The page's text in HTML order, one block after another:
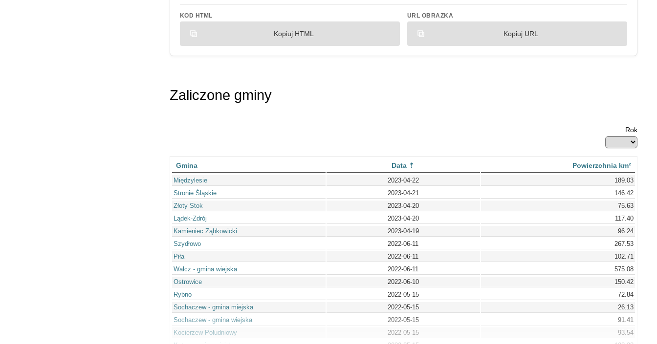
KOD HTML
Kopiuj HTML
URL OBRAZKA
Kopiuj URL
Zaliczone gminy
Rok
Gmina Data Powierzchnia km²
Międzylesie 2023-04-22
189.03
Stronie Śląskie
2023-04-21
146.42
Złoty Stok
2023-04-20
75.63
Lądek-Zdrój
2023-04-20
117.40
Kamieniec Ząbkowicki
2023-04-19
96.24
Szydłowo
2022-06-11
267.53
Piła
2022-06-11
102.71
Wałcz - gmina wiejska
2022-06-11
575.08
Ostrowice
2022-06-10
150.42
Rybno
2022-05-15
72.84
Sochaczew - gmina miejska
2022-05-15
26.13
Sochaczew - gmina wiejska
2022-05-15
91.41
Kocierzew Południowy
2022-05-15
93.54